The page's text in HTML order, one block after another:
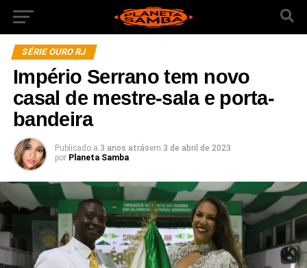
SÉRIE OURO RJ
Império Serrano tem novo
casal de mestre-sala e porta-
bandeira
Publicado a 3 anos atrásem 3 de abril de 2023
por Planeta Samba